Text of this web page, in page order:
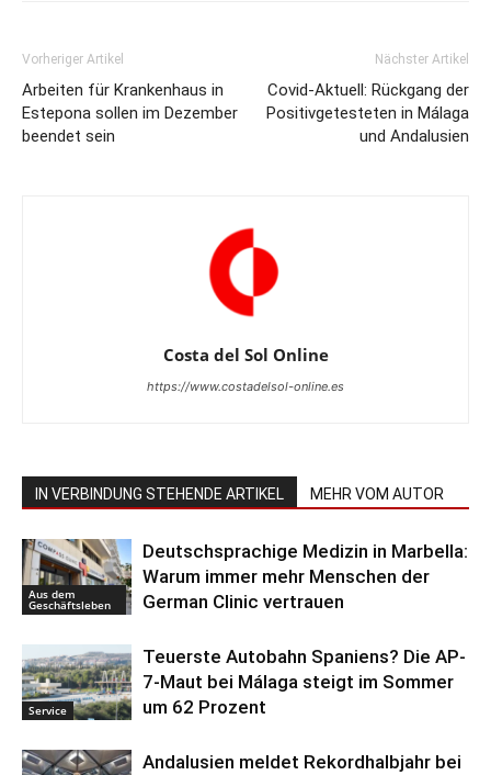
Vorheriger Artikel
Arbeiten für Krankenhaus in
Estepona sollen im Dezember
beendet sein
Nächster Artikel
Covid-Aktuell: Rückgang der
Positivgetesteten in Málaga
und Andalusien
Costa del Sol Online
https://www.costadelsol-online.es
IN VERBINDUNG STEHENDE ARTIKEL MEHR VOM AUTOR
Aus dem
Geschäftsleben
Deutschsprachige Medizin in Marbella:
Warum immer mehr Menschen der
German Clinic vertrauen
Service
Teuerste Autobahn Spaniens? Die AP-
7-Maut bei Málaga steigt im Sommer
um 62 Prozent
Andalusien meldet Rekordhalbjahr bei